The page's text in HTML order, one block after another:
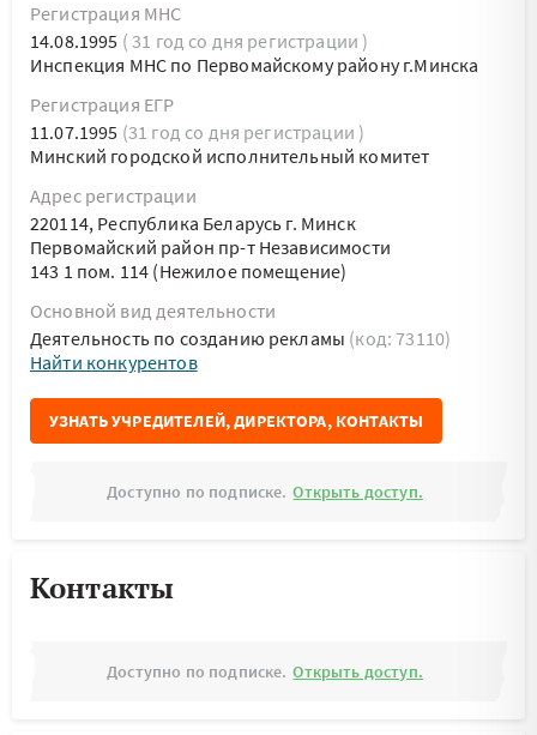
Регистрация МНС
14.08.1995 ( 31 год со дня регистрации )
Инспекция МНС по Первомайскому району г.Минска
Регистрация ЕГР
11.07.1995 (31 год со дня регистрации )
Минский городской исполнительный комитет
Адрес регистрации
220114, Республика Беларусь г. Минск
Первомайский район пр-т Независимости
143 1 пом. 114 (Нежилое помещение)
Основной вид деятельности
Деятельность по созданию рекламы (код: 73110)
Найти конкурентов
УЗНАТЬ УЧРЕДИТЕЛЕЙ, ДИРЕКТОРА, КОНТАКТЫ
Доступно по подписке. Открыть доступ.
Контакты
Доступно по подписке. Открыть доступ.